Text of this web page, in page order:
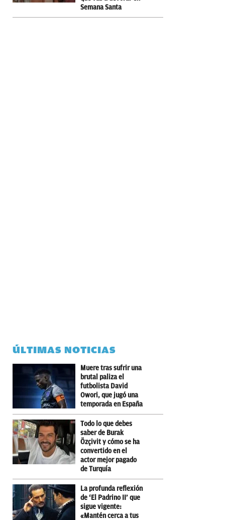
Semana Santa
ÚLTIMAS NOTICIAS
Muere tras sufrir una
brutal paliza el
futbolista David
Owori, que jugó una
temporada en España
Todo lo que debes
saber de Burak
Özçivit y cómo se ha
convertido en el
actor mejor pagado
de Turquía
La profunda reflexión
de ‘El Padrino II’ que
sigue vigente:
«Mantén cerca a tus